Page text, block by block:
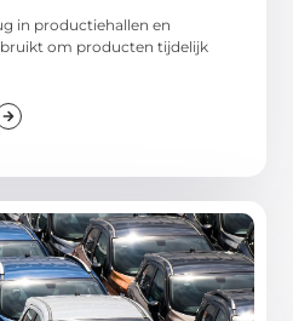
in productiehallen en
om producten tijdelijk